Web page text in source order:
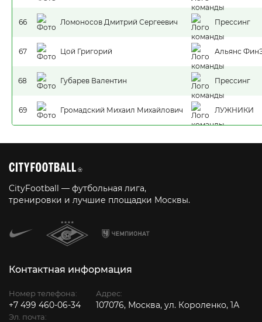
66 Ломоносов Дмитрий Сергеевич Прессинг
67 Цой Григорий Альянс
68 Губарев Валентин Прессинг
69 Громадский Михаил Михайлович ЛУЖНИКИ
CityFootball — футбольная лига,
тренировки и лучшие площадки Москвы.
Контактная информация
Номер телефона:
+7 499 460-06-34
Эл. почта:
Адрес:
107076, Москва, ул. Короленко, 1А